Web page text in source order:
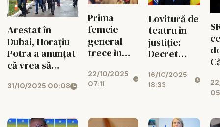
Arestat în
Dubai, Horațiu
Potra a anunțat
că vrea să
în țară: ”Nu am
31/10/2025 00:08
Prima
femeie
general
trece în
Nicușor
Dan a
22/10/2025
07:11
Lovitură de
teatru în
justiție:
Decret
Klaus
Iohannis,
16/10/2025
18:33